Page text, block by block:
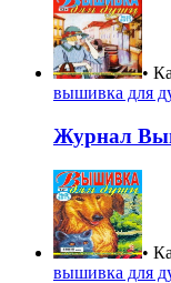
•
вышивка для
Журнал
•
вышивка для